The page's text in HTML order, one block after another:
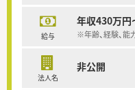
給与
年収430万円
※年齢、経験、能
法人名
非公開